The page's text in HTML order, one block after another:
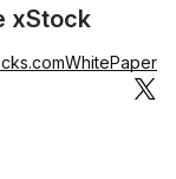
xStock
WhitePaper